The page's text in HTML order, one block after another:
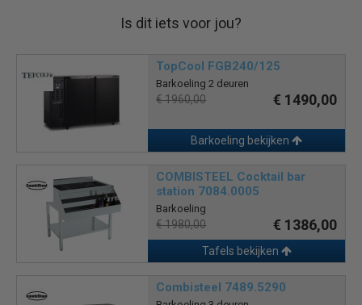
Is dit iets voor jou?
TopCool FGB240/125
Barkoeling 2 deuren
€ 1960,00 € 1490,00
Barkoeling bekijken
COMBISTEEL Cocktail bar
station 7084.0005
Barkoeling
€ 1980,00 € 1386,00
Tafels bekijken
Combisteel 7489.5290